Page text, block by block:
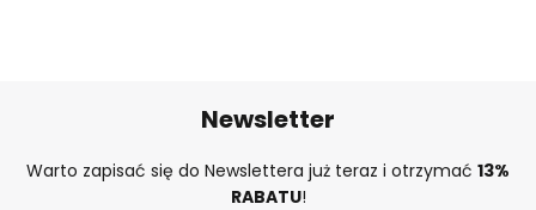
Newsletter
Warto zapisać się do Newslettera już teraz i otrzymać 13%
RABATU!